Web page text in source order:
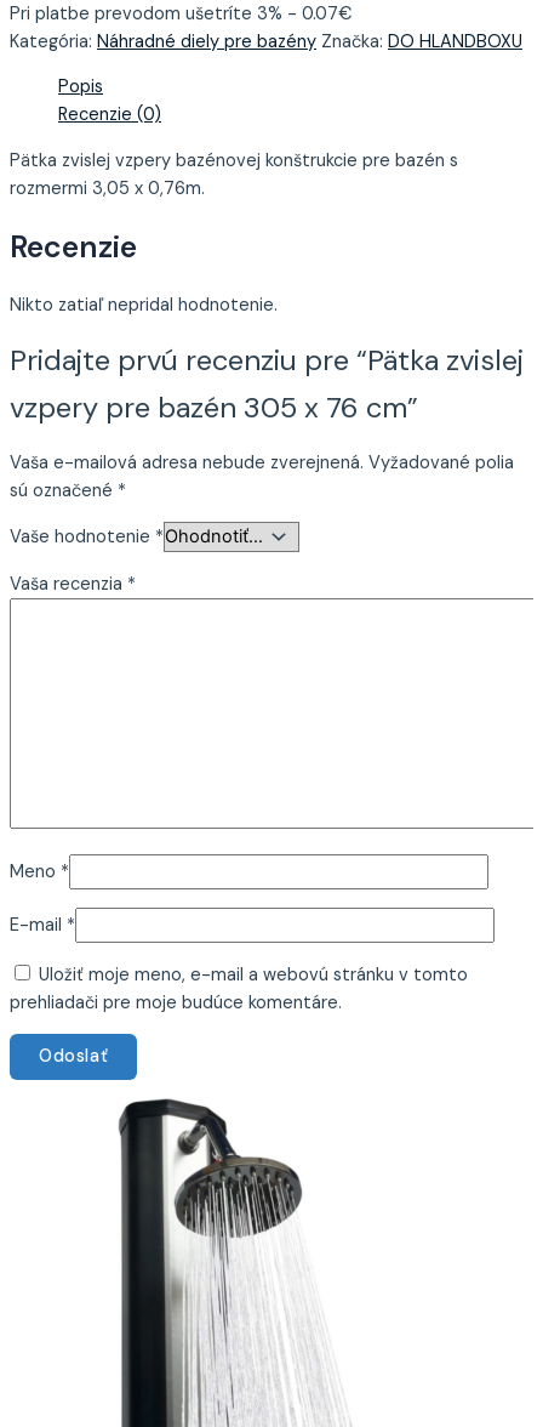
Pri platbe prevodom ušetríte 3% - 0.07€
Kategória: Náhradné diely pre bazény Značka: DO HLANDBOXU
Popis
Recenzie (0)
Pätka zvislej vzpery bazénovej konštrukcie pre bazén s
rozmermi 3,05 x 0,76m.
Recenzie
Nikto zatiaľ nepridal hodnotenie.
Pridajte prvú recenziu pre “Pätka zvislej
vzpery pre bazén 305 x 76 cm”
Vaša e-mailová adresa nebude zverejnená. Vyžadované polia
sú označené *
Vaše hodnotenie *
Vaša recenzia *
Meno *
E-mail *
Uložiť moje meno, e-mail a webovú stránku v tomto
prehliadači pre moje budúce komentáre.